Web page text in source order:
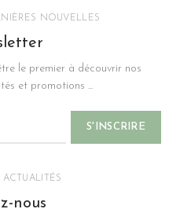
NOUVELLES
le premier à découvrir nos
et promotions ...
nous